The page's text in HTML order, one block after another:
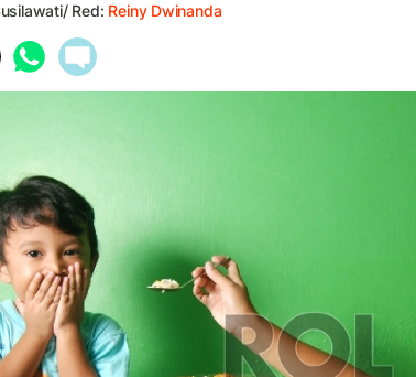
Red: Reiny Dwinanda